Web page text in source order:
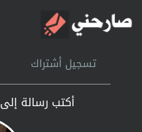
الرئيسيةتسجيل أشتراك
أكتب رسالة إلى